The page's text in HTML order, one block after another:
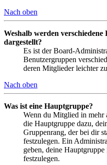
Nach oben
Weshalb werden
dargestellt?
Es ist der Board-
Benutzergruppen
deren Mitglieder leichter
Nach oben
Was ist eine Hauptgruppe?
Wenn du Mitglied in mehr
die Hauptgruppe dazu,
Gruppenrang, der bei dir
festzulegen. Ein
geben, deine
festzulegen.